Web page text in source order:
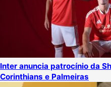
Inter anuncia patrocínio da
Corinthians e Palmeiras